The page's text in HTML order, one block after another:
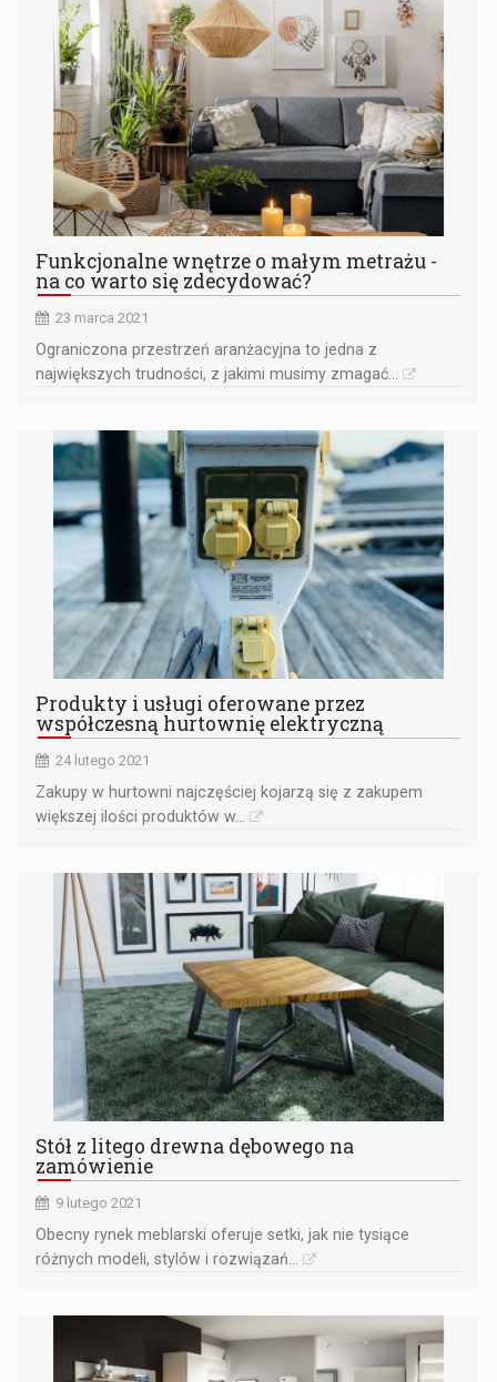
Funkcjonalne wnętrze o małym metrażu -
na co warto się zdecydować?
23 marca 2021
Ograniczona przestrzeń aranżacyjna to jedna z
największych trudności, z jakimi musimy zmagać...
Produkty i usługi oferowane przez
współczesną hurtownię elektryczną
24 lutego 2021
Zakupy w hurtowni najczęściej kojarzą się z zakupem
większej ilości produktów w...
Stół z litego drewna dębowego na
zamówienie
9 lutego 2021
​Obecny rynek meblarski oferuje setki, jak nie tysiące
różnych modeli, stylów i rozwiązań...